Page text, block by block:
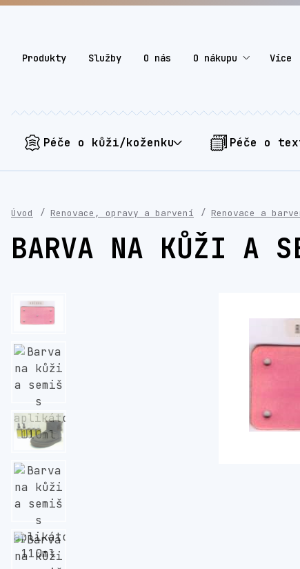
Produkty Služby O nás O nákupu Více
Péče o kůži/koženku Péče o
Úvod Renovace, opravy a barvení Renovace a
BARVA NA KŮŽI A